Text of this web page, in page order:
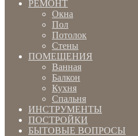
РЕМОНТ
Окна
Пол
Потолок
Стены
ПОМЕЩЕНИЯ
Ванная
Балкон
Кухня
Спальня
ИНСТРУМЕНТЫ
ПОСТРОЙКИ
БЫТОВЫЕ ВОПРОСЫ